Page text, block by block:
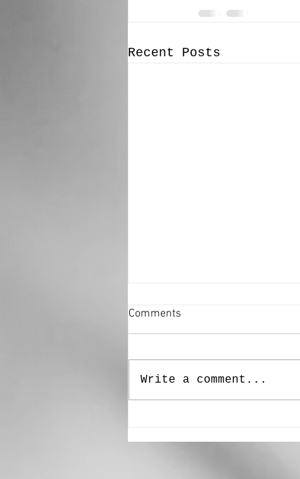
Recent Posts
URTIJËI“ – Muriel Senoner
Comments
Write a comment...